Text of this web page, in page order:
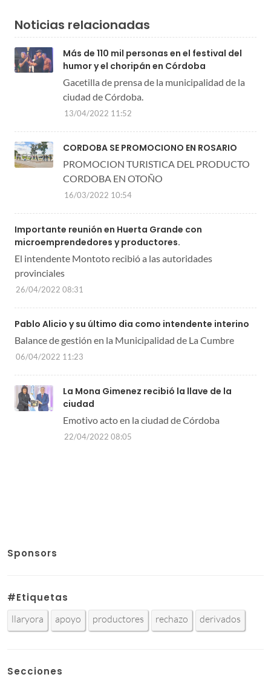
Noticias relacionadas
Más de 110 mil personas en el festival del
humor y el choripán en Córdoba
Gacetilla de prensa de la municipalidad de la
ciudad de Córdoba.
13/04/2022 11:52
CORDOBA SE PROMOCIONO EN ROSARIO
PROMOCION TURISTICA DEL PRODUCTO
CORDOBA EN OTOÑO
16/03/2022 10:54
Importante reunión en Huerta Grande con
microemprendedores y productores.
El intendente Montoto recibió a las autoridades
provinciales
26/04/2022 08:31
Pablo Alicio y su último dia como intendente interino
Balance de gestión en la Municipalidad de La Cumbre
06/04/2022 11:23
La Mona Gimenez recibió la llave de la
ciudad
Emotivo acto en la ciudad de Córdoba
22/04/2022 08:05
Sponsors
#Etiquetas
llaryora apoyo productores rechazo derivados
Secciones